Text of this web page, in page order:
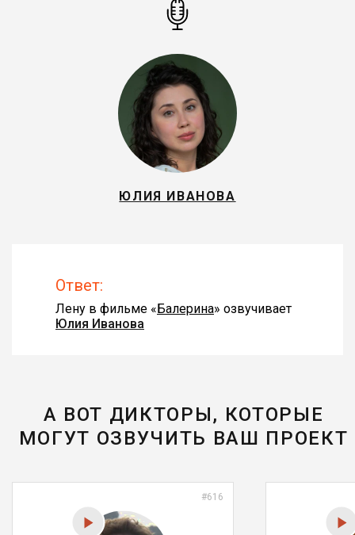
ЮЛИЯ ИВАНОВА
Ответ:
Лену в фильме «Балерина» озвучивает
Юлия Иванова
А ВОТ ДИКТОРЫ, КОТОРЫЕ
МОГУТ ОЗВУЧИТЬ ВАШ ПРОЕКТ
#616